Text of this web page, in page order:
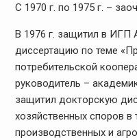
С 1970 г. по 1975 г. –
В 1976 г. защитил в
диссертацию по теме
потребительской
руководитель –
защитил докторскую
хозяйственных споров в
производственных и